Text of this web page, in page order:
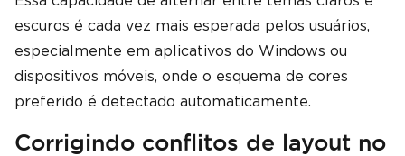
escuros é cada vez mais esperada pelos usuários,
especialmente em aplicativos do Windows ou
dispositivos móveis, onde o esquema de cores
preferido é detectado automaticamente.
Corrigindo conflitos de layout no